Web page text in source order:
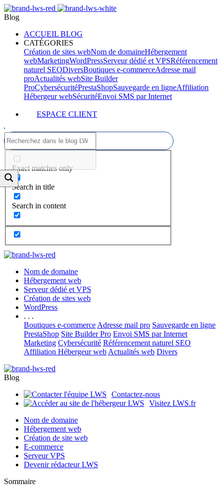
Blog
ACCUEIL BLOG
CATÉGORIES
Création de sites webNom de domaineHébergement
webMarketingWordPressServeur dédié et VPSRéférencement
naturel SEODiversBoutiques e-commerceAdresse mail
proActualités webSite Builder
ProCybersécuritéPrestaShopSauvegarde en ligneAffiliation
Hébergeur webSécuritéEnvoi SMS par Internet
ESPACE CLIENT
Exact matches only
Search in title
Search in content
Nom de domaine
Hébergement web
Serveur dédié et VPS
Création de sites web
WordPress
. . .
Boutiques e-commerce Adresse mail pro Sauvegarde en ligne
PrestaShop Site Builder Pro Envoi SMS par Internet
Marketing Cybersécurité Référencement naturel SEO
Affiliation Hébergeur web Actualités web Divers
Blog
Contactez-nous
Visitez LWS.fr
Nom de domaine
Hébergement web
Création de site web
E-commerce
Serveur VPS
Devenir rédacteur LWS
Sommaire